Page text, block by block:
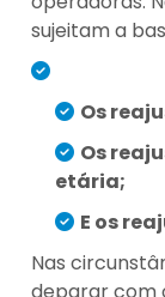
sujeitam a
Os
Os
etária;
E os
Nas